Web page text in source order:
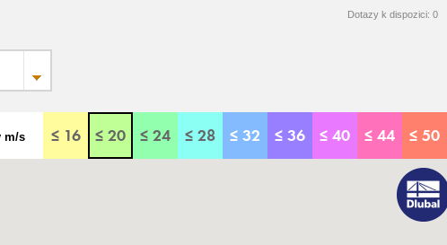
Dotazy k dispozici: 0
m/s ≤ 16 ≤ 20 ≤ 24 ≤ 28 ≤ 32 ≤ 36 ≤ 40 ≤ 44 ≤ 50